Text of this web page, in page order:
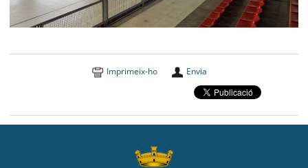
Imprimeix-ho Envia